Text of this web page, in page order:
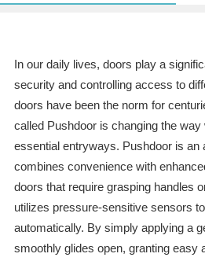
In our daily lives, doors play a
security and controlling access to
doors have been the norm for
called Pushdoor is changing the
essential entryways. Pushdoor is an
combines convenience with
doors that require grasping handles
utilizes pressure-sensitive sensors
automatically. By simply applying a
smoothly glides open, granting easy